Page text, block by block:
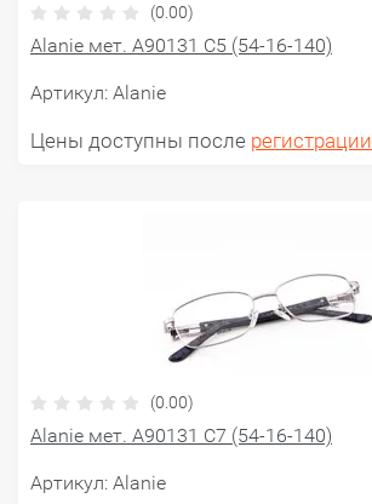
(0.00)
Alanie мет. A90131 C5 (54-16-140)
Артикул: Alanie
Цены доступны после регистрации
(0.00)
Alanie мет. A90131 C7 (54-16-140)
Артикул: Alanie